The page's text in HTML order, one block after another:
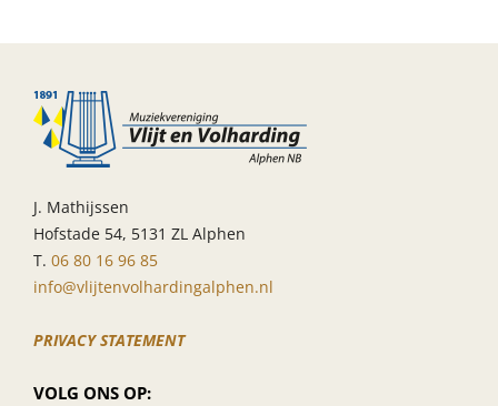
!
J. Mathijssen
Hofstade 54, 5131 ZL Alphen
T. 06 80 16 96 85
info@vlijtenvolhardingalphen.nl
PRIVACY STATEMENT
VOLG ONS OP: